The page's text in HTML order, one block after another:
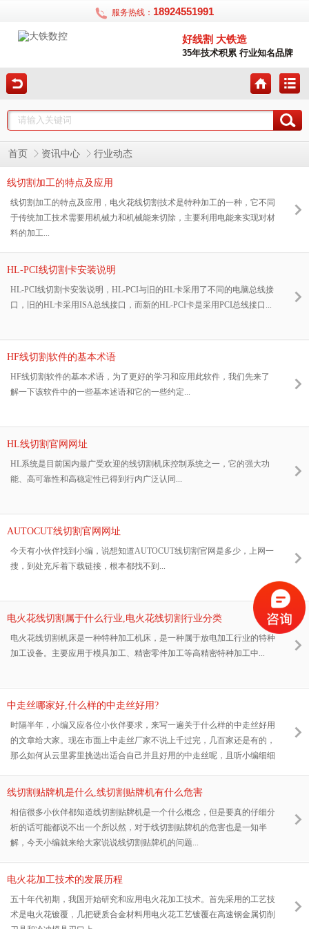
服务热线： 18924551991
好线割 大铁造
35年技术积累 行业知名品牌
首页 资讯中心 行业动态
线切割加工的特点及应用
线切割加工的特点及应用，电火花线切割技术是特种加工的一种，它不同
于传统加工技术需要用机械力和机械能来切除，主要利用电能来实现对材
料的加工...
HL-PCI线切割卡安装说明
HL-PCI线切割卡安装说明，HL-PCI与旧的HL卡采用了不同的电脑总线接
口，旧的HL卡采用ISA总线接口，而新的HL-PCI卡是采用PCI总线接口...
HF线切割软件的基本术语
HF线切割软件的基本术语，为了更好的学习和应用此软件，我们先来了
解一下该软件中的一些基本述语和它的一些约定...
HL线切割官网网址
HL系统是目前国内最广受欢迎的线切割机床控制系统之一，它的强大功
能、高可靠性和高稳定性已得到行内广泛认同...
AUTOCUT线切割官网网址
今天有小伙伴找到小编，说想知道AUTOCUT线切割官网是多少，上网一
搜，到处充斥着下载链接，根本都找不到...
电火花线切割属于什么行业,电火花线切割行业分类
电火花线切割机床是一种特种加工机床，是一种属于放电加工行业的特种
加工设备。主要应用于模具加工、精密零件加工等高精密特种加工中...
中走丝哪家好,什么样的中走丝好用?
时隔半年，小编又应各位小伙伴要求，来写一遍关于什么样的中走丝好用
的文章给大家。现在市面上中走丝厂家不说上千过完，几百家还是有的，
那么如何从云里雾里挑选出适合自己并且好用的中走丝呢，且听小编细细
线切割贴牌机是什么,线切割贴牌机有什么危害
相信很多小伙伴都知道线切割贴牌机是一个什么概念，但是要真的仔细分
析的话可能都说不出一个所以然，对于线切割贴牌机的危害也是一知半
解，今天小编就来给大家说说线切割贴牌机的问题...
电火花加工技术的发展历程
五十年代初期，我国开始研究和应用电火花加工技术。首先采用的工艺技
术是电火花镀覆，几把硬质合金材料用电火花工艺镀覆在高速钢金属切削